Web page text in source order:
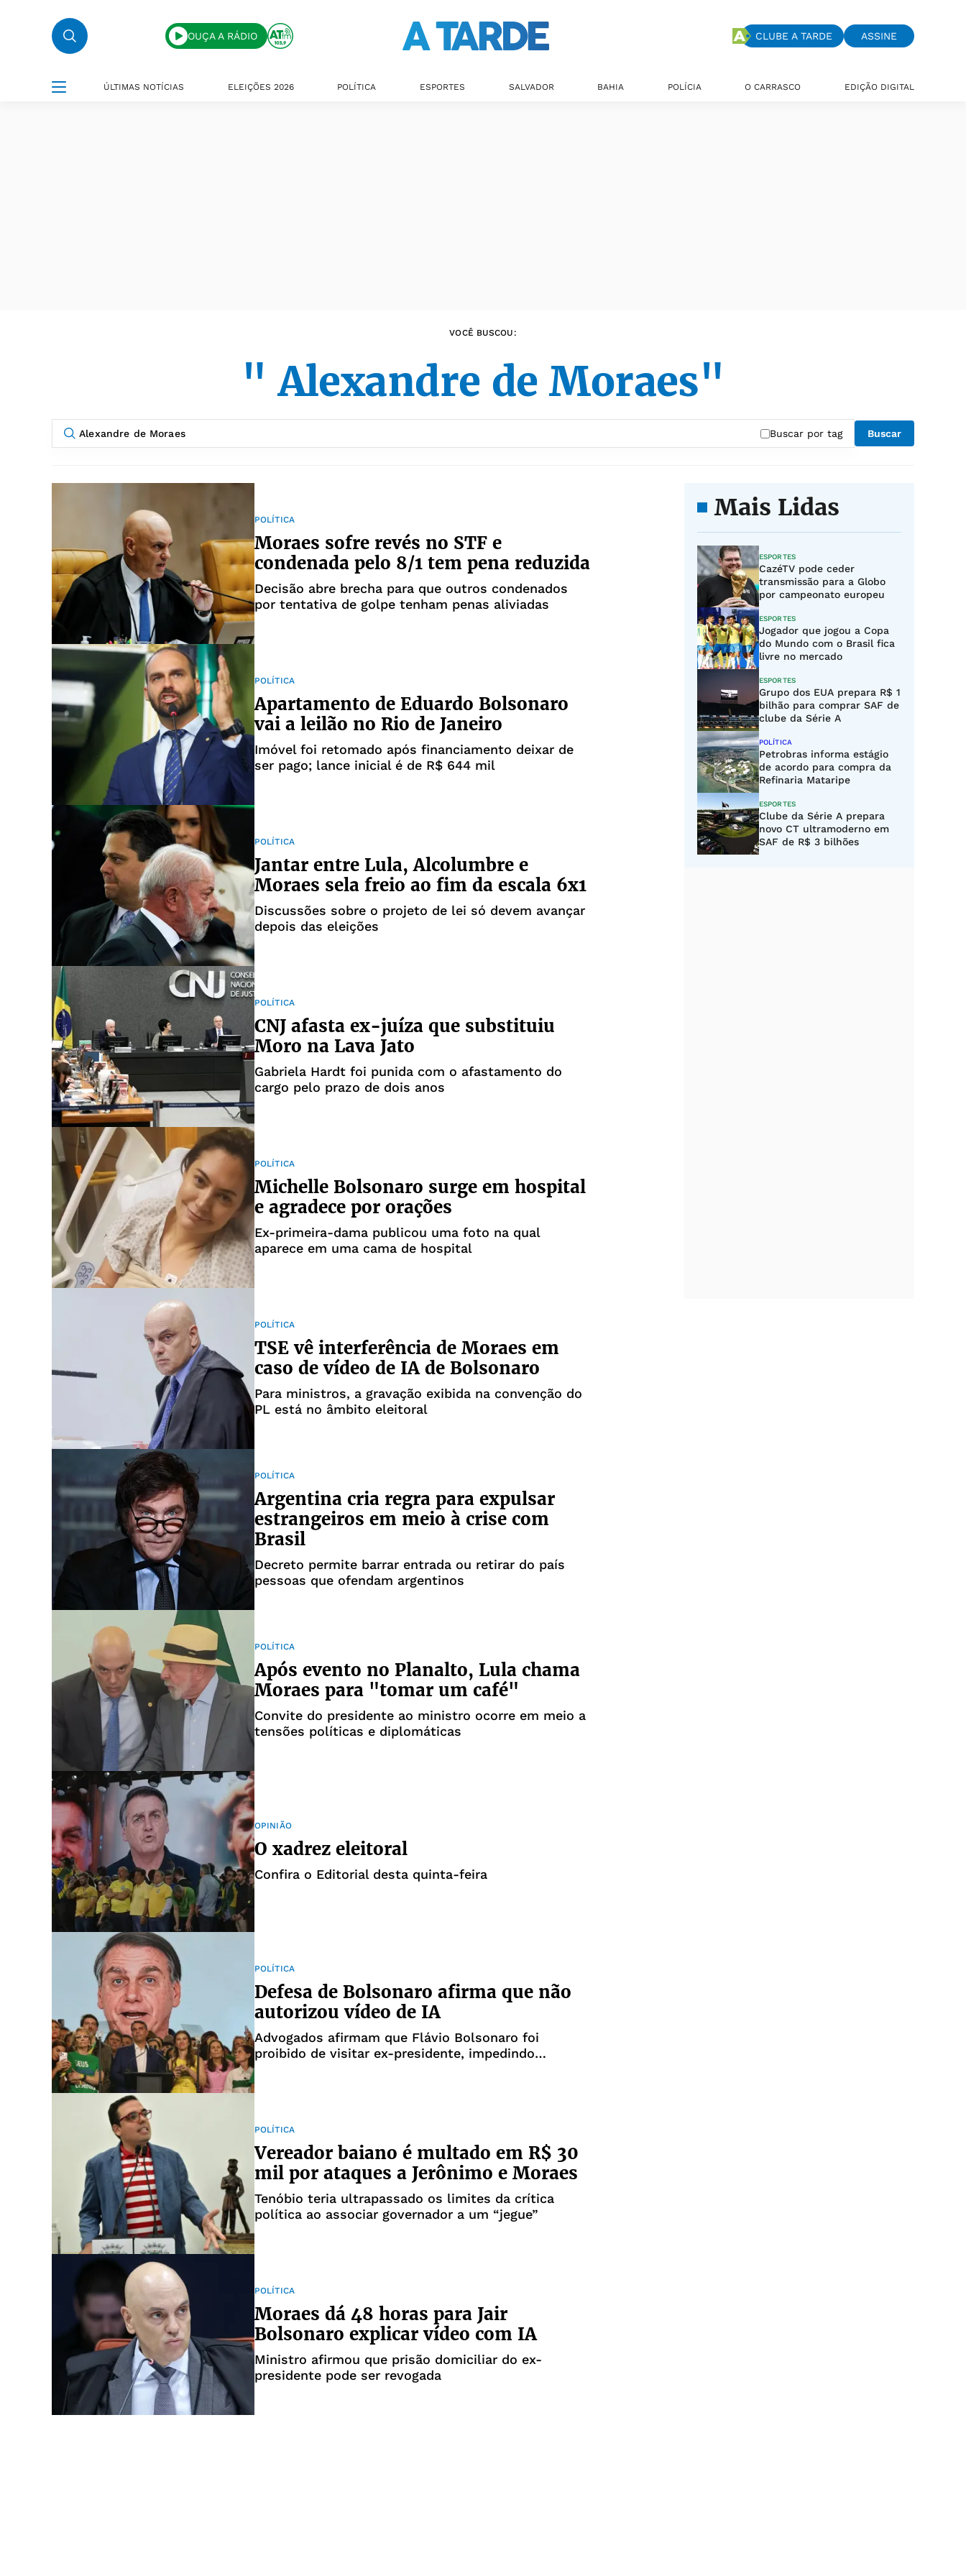
OUÇA A RÁDIO CLUBE A TARDE ASSINE
ÚLTIMAS NOTÍCIAS ELEIÇÕES 2026 POLÍTICA ESPORTES SALVADOR BAHIA POLÍCIA O CARRASCO EDIÇÃO DIGITAL
VOCÊ BUSCOU:
" Alexandre de Moraes"
Buscar por tag Buscar
POLÍTICA
Moraes sofre revés no STF e
condenada pelo 8/1 tem pena reduzida
Decisão abre brecha para que outros condenados
por tentativa de golpe tenham penas aliviadas
POLÍTICA
Apartamento de Eduardo Bolsonaro
vai a leilão no Rio de Janeiro
Imóvel foi retomado após financiamento deixar de
ser pago; lance inicial é de R$ 644 mil
POLÍTICA
Jantar entre Lula, Alcolumbre e
Moraes sela freio ao fim da escala 6x1
Discussões sobre o projeto de lei só devem avançar
depois das eleições
POLÍTICA
CNJ afasta ex-juíza que substituiu
Moro na Lava Jato
Gabriela Hardt foi punida com o afastamento do
cargo pelo prazo de dois anos
POLÍTICA
Michelle Bolsonaro surge em hospital
e agradece por orações
Ex-primeira-dama publicou uma foto na qual
aparece em uma cama de hospital
POLÍTICA
TSE vê interferência de Moraes em
caso de vídeo de IA de Bolsonaro
Para ministros, a gravação exibida na convenção do
PL está no âmbito eleitoral
POLÍTICA
Argentina cria regra para expulsar
estrangeiros em meio à crise com
Brasil
Decreto permite barrar entrada ou retirar do país
pessoas que ofendam argentinos
POLÍTICA
Após evento no Planalto, Lula chama
Moraes para "tomar um café"
Convite do presidente ao ministro ocorre em meio a
tensões políticas e diplomáticas
OPINIÃO
O xadrez eleitoral
Confira o Editorial desta quinta-feira
POLÍTICA
Defesa de Bolsonaro afirma que não
autorizou vídeo de IA
Advogados afirmam que Flávio Bolsonaro foi
proibido de visitar ex-presidente, impedindo
POLÍTICA
Vereador baiano é multado em R$ 30
mil por ataques a Jerônimo e Moraes
Tenóbio teria ultrapassado os limites da crítica
política ao associar governador a um “jegue”
POLÍTICA
Moraes dá 48 horas para Jair
Bolsonaro explicar vídeo com IA
Ministro afirmou que prisão domiciliar do ex-
presidente pode ser revogada
Mais Lidas
ESPORTES
CazéTV pode ceder
transmissão para a Globo
por campeonato europeu
ESPORTES
Jogador que jogou a Copa
do Mundo com o Brasil fica
livre no mercado
ESPORTES
Grupo dos EUA prepara R$ 1
bilhão para comprar SAF de
clube da Série A
POLÍTICA
Petrobras informa estágio
de acordo para compra da
Refinaria Mataripe
ESPORTES
Clube da Série A prepara
novo CT ultramoderno em
SAF de R$ 3 bilhões